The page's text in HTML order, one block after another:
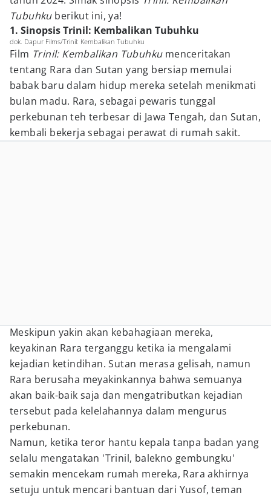
Tubuhkuberikut ini, ya!
1. Sinopsis Trinil: Kembalikan Tubuhku
dok. Dapur Films/Trinil: Kembalikan Tubuhku
Film Trinil: Kembalikan Tubuhku menceritakan
tentang Rara dan Sutan yang bersiap memulai
babak baru dalam hidup mereka setelah menikmati
bulan madu. Rara, sebagai pewaris tunggal
perkebunan teh terbesar di Jawa Tengah, dan Sutan,
kembali bekerja sebagai perawat di rumah sakit.
Meskipun yakin akan kebahagiaan mereka,
keyakinan Rara terganggu ketika ia mengalami
kejadian ketindihan. Sutan merasa gelisah, namun
Rara berusaha meyakinkannya bahwa semuanya
akan baik-baik saja dan mengatributkan kejadian
tersebut pada kelelahannya dalam mengurus
perkebunan.
Namun, ketika teror hantu kepala tanpa badan yang
selalu mengatakan 'Trinil, balekno gembungku'
semakin mencekam rumah mereka, Rara akhirnya
setuju untuk mencari bantuan dari Yusof, teman